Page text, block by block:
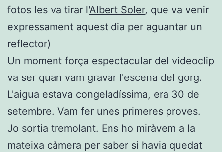
fotos les va tirar l'Albert Soler, que va venir
expressament aquest dia per aguantar un
reflector)
Un moment força espectacular del videoclip
va ser quan vam gravar l'escena del gorg.
L'aigua estava congeladíssima, era 30 de
setembre. Vam fer unes primeres proves.
Jo sortia tremolant. Ens ho miràvem a la
mateixa càmera per saber si havia quedat